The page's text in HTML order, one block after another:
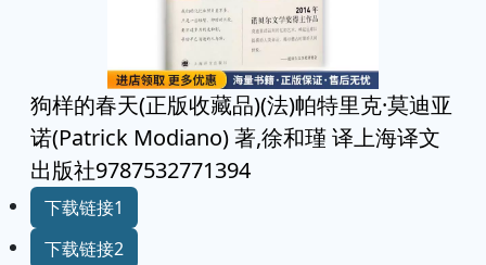
狗样的春天(正版收藏品)(法)帕特里克·莫迪亚
诺(Patrick Modiano) 著,徐和瑾 译上海译文
出版社9787532771394
下载链接1
下载链接2